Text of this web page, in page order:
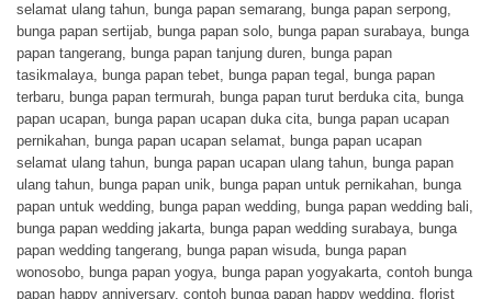
selamat ulang tahun, bunga papan semarang, bunga papan serpong,
bunga papan sertijab, bunga papan solo, bunga papan surabaya, bunga
papan tangerang, bunga papan tanjung duren, bunga papan
tasikmalaya, bunga papan tebet, bunga papan tegal , bunga papan
terbaru, bunga papan termurah, bunga papan turut berduka cita, bunga
papan ucapan, bunga papan ucapan duka cita, bunga papan ucapan
pernikahan, bunga papan ucapan selamat, bunga papan ucapan
selamat ulang tahun, bunga papan ucapan ulang tahun, bunga papan
ulang tahun, bunga papan unik, bunga papan untuk pernikahan, bunga
papan untuk wedding, bunga papan wedding, bunga papan wedding bali,
bunga papan wedding jakarta, bunga papan wedding surabaya, bunga
papan wedding tangerang, bunga papan wisuda, bunga papan
wonosobo, bunga papan yogya, bunga papan yogyakarta, contoh bunga
papan happy anniversary, contoh bunga papan happy wedding, florist